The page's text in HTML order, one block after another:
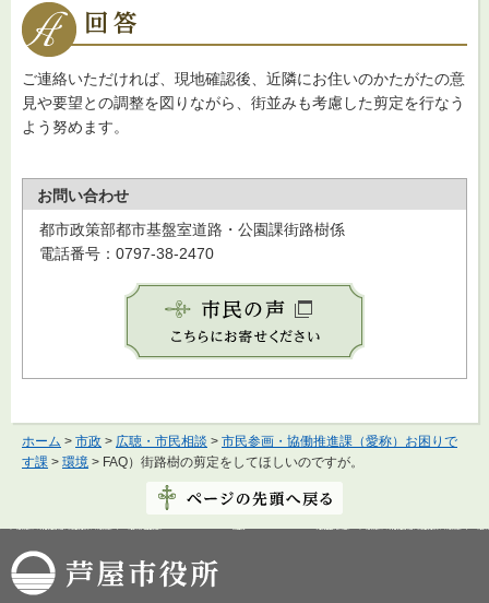
ご連絡いただければ、現地確認後、近隣にお住いのかたがたの意
見や要望との調整を図りながら、街並みも考慮した剪定を行なう
よう努めます。
お問い合わせ
都市政策部都市基盤室道路・公園課街路樹係
電話番号：0797-38-2470
ホーム > 市政 > 広聴・市民相談 > 市民参画・協働推進課（愛称）お困りで
す課 > 環境 > FAQ）街路樹の剪定をしてほしいのですが。
芦屋市役所